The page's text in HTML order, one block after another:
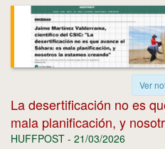
Ver
La desertificación no es
mala planificación, y
HUFFPOST - 21/03/2026